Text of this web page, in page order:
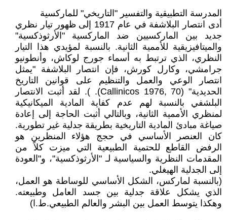
المدرسة التطبيقية والتفسير "التاريخي" للماركسية
أدى انتصار البلاشفة في عام 1917 إلى ظهور تيار نظري
جديد بين الماركسيين ضد الماركسية "الأرثوذكسية"
والميتافيزيقية للأممية الثانية. بالنسبة لمؤيدي هذا التيار
النظري، الذي ترتبط به أسماء جورج لوكاش، وأنطونيو
جرامشي، وكارل كورش، فإن انتصار البلاشفة "يمثل
انتصار الوعي والعمل والتنظيم على قوانين التاريخ
الحديدية" (Callinicos 1976, 70). ). لقد أثبت الانتصار
البلشفي بالنسبة لهم عدم كفاية المادية الميكانيكية
لمنظري الأممية الثانية، وبالتالي أثبت الحاجة إلى إعادة
صياغة مبادئ المادية التاريخية بطريقة جدلية غير تطورية.
كان العنصر الأساسي في حجج هؤلاء المنظرين هو
الرفض القاطع للحتمية الطبيعية التي ميزت كلاً من
المقدمات النظرية والسياسية لـ "الأرثوذكسية"، و"العودة
إلى الجدلية الهيغلي.
(بالنسبة لماركس، الشكل الأساسي للوساطة هو العمل،
الذي يشكل علاقة جدلية بين جسد العامل وطبيعته.
وهكذا يتوسط العمل بين البشر والعالم الطبيعي.ط.ا)